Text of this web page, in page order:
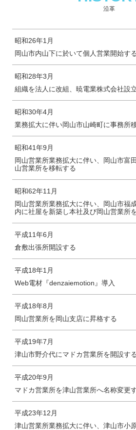
沿革
昭和26年1月
岡山市内山下に於いて個人営業開始する
昭和28年3月
組織を法人に改組、暁電業株式会社設
昭和30年4月
業務拡大に伴い岡山市山崎町に事務所
昭和41年9月
岡山営業所業務拡大に伴い、岡山市富
山営業所を移転する
昭和62年11月
岡山営業所業務拡大に伴い、岡山市福
内に社屋を新築し本社及び岡山営業所
平成11年6月
倉敷出張所開設する
平成18年1月
Web電材『denzaiemotion』導入
平成18年8月
岡山営業所を岡山支店に昇格する
平成19年7月
津山市野介代にマドカ営業所を開設する
平成20年9月
マドカ営業所を津山営業所へ名称変更
平成23年12月
津山営業所業務拡大に伴い、津山市小